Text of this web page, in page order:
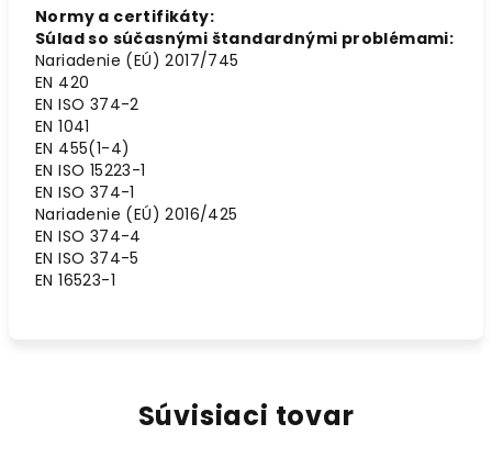
Normy a certifikáty:
Súlad so súčasnými štandardnými problémami:
Nariadenie (EÚ) 2017/745
EN 420
EN ISO 374-2
EN 1041
EN 455(1-4)
EN ISO 15223-1
EN ISO 374-1
Nariadenie (EÚ) 2016/425
EN ISO 374-4
EN ISO 374-5
EN 16523-1
Súvisiaci tovar